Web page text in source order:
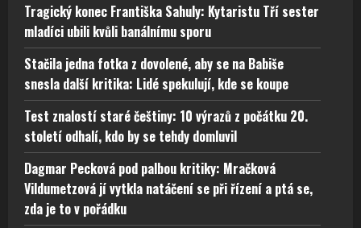
Tragický konec Františka Sahuly: Kytaristu Tří sester
mladíci ubili kvůli banálnímu sporu
Stačila jedna fotka z dovolené, aby se na Babiše
snesla další kritika: Lidé spekulují, kde se koupe
Test znalostí staré češtiny: 10 výrazů z počátku 20.
století odhalí, kdo by se tehdy domluvil
Dagmar Pecková pod palbou kritiky: Mračková
Vildumetzová jí vytkla natáčení se při řízení a ptá se,
zda je to v pořádku